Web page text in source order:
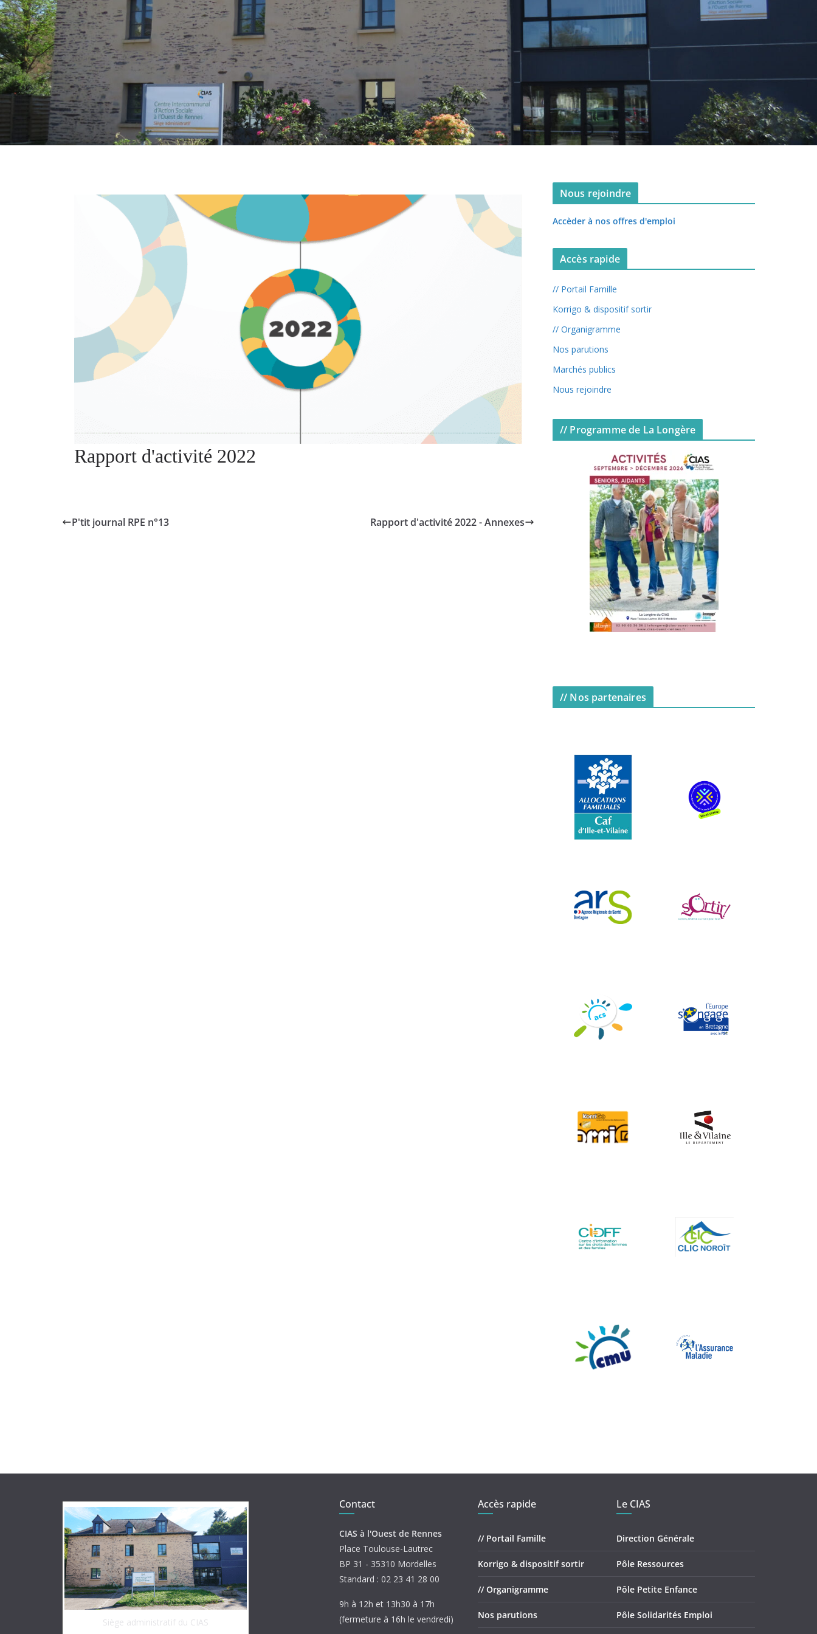
Rapport d'activité 2022
P'tit journal RPE n°13 Rapport d'activité 2022 - Annexes
Nous rejoindre
Accèder à nos offres d'emploi
Accès rapide
// Portail Famille
Korrigo & dispositif sortir
// Organigramme
Nos parutions
Marchés publics
Nous rejoindre
// Programme de La Longère
// Nos partenaires
Siège administratif du CIAS
Contact
CIAS à l'Ouest de Rennes
Place Toulouse-Lautrec
BP 31 - 35310 Mordelles
Standard : 02 23 41 28 00
9h à 12h et 13h30 à 17h
(fermeture à 16h le vendredi)
Accès rapide
// Portail Famille
Korrigo & dispositif sortir
// Organigramme
Nos parutions
Le CIAS
Direction Générale
Pôle Ressources
Pôle Petite Enfance
Pôle Solidarités Emploi